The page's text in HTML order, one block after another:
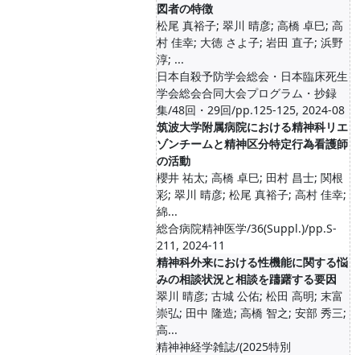
図者の特徴
松尾 真裕子; 翠川 晴彦; 高橋 卓巳; 高
村 佳幸; 大徳 さよ子; 岩田 直子; 浜野
淳; ...
日本自殺予防学会総会・日本臨床死生
学会総会合同大会プログラム・抄録
集/48回・29回/pp.125-125, 2024-08
筑波大学附属病院における精神科リエ
ゾンチームと精神区分特定行為看護師
の活動
櫻井 祐太; 高橋 卓巳; 田村 昌士; 関根
彩; 翠川 晴彦; 松尾 真裕子; 高村 佳幸;
綿...
総合病院精神医学/36(Suppl.)/pp.S-
211, 2024-11
精神科外来における性機能に関する悩
みの相談状況と相談を躊躇する要因
翠川 晴彦; 古城 公佑; 松田 高明; 末富
崇弘; 田中 隆造; 高橋 智之; 安部 秀三;
高...
精神神経学雑誌/(2025特別